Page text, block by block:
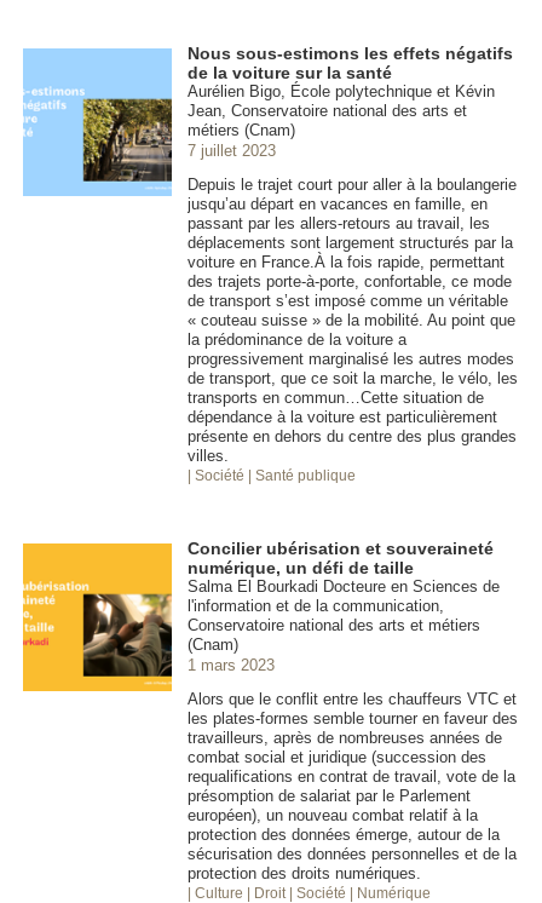
Nous sous-estimons les effets négatifs
de la voiture sur la santé
Aurélien Bigo, École polytechnique et Kévin
Jean, Conservatoire national des arts et
métiers (Cnam)
7 juillet 2023
Depuis le trajet court pour aller à la boulangerie
jusqu’au départ en vacances en famille, en
passant par les allers-retours au travail, les
déplacements sont largement structurés par la
voiture en France.À la fois rapide, permettant
des trajets porte-à-porte, confortable, ce mode
de transport s’est imposé comme un véritable
« couteau suisse » de la mobilité. Au point que
la prédominance de la voiture a
progressivement marginalisé les autres modes
de transport, que ce soit la marche, le vélo, les
transports en commun…Cette situation de
dépendance à la voiture est particulièrement
présente en dehors du centre des plus grandes
villes.
| Société | Santé publique
Concilier ubérisation et souveraineté
numérique, un défi de taille
Salma El Bourkadi Docteure en Sciences de
l'information et de la communication,
Conservatoire national des arts et métiers
(Cnam)
1 mars 2023
Alors que le conflit entre les chauffeurs VTC et
les plates-formes semble tourner en faveur des
travailleurs, après de nombreuses années de
combat social et juridique (succession des
requalifications en contrat de travail, vote de la
présomption de salariat par le Parlement
européen), un nouveau combat relatif à la
protection des données émerge, autour de la
sécurisation des données personnelles et de la
protection des droits numériques.
| Culture | Droit | Société | Numérique